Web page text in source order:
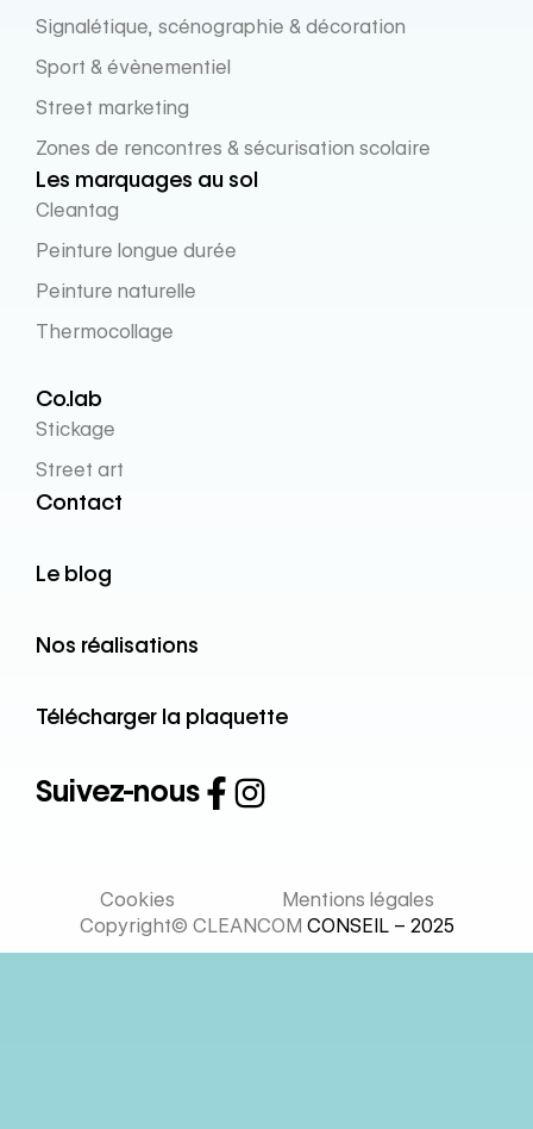
Signalétique, scénographie & décoration
Sport & évènementiel
Street marketing
Zones de rencontres & sécurisation scolaire
Les marquages au sol
Cleantag
Peinture longue durée
Peinture naturelle
Thermocollage
Co.lab
Stickage
Street art
Contact
Le blog
Nos réalisations
Télécharger la plaquette
Suivez-nous
Cookies
Mentions légales
Copyright© CLEANCOM CONSEIL – 2025